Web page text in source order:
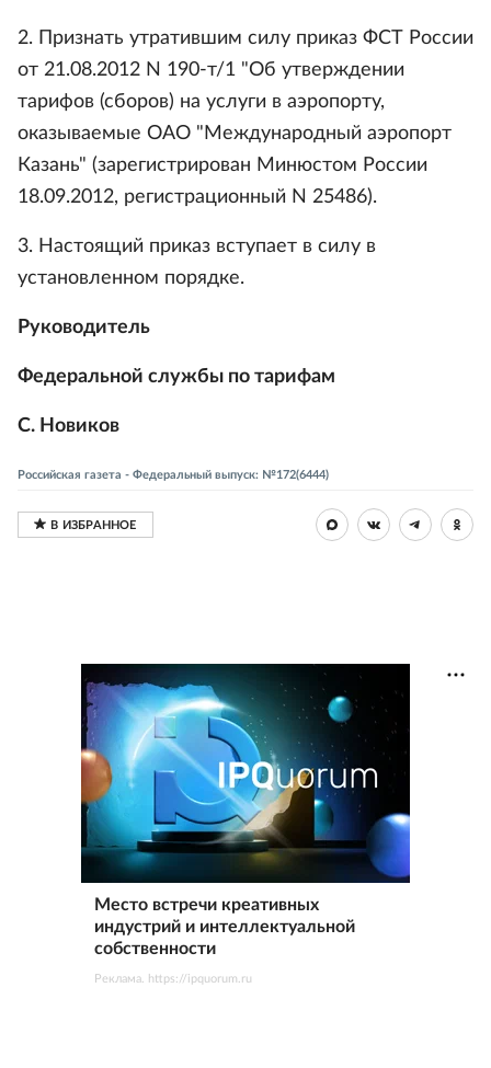
2. Признать утратившим силу приказ ФСТ России
от 21.08.2012 N 190-т/1 "Об утверждении
тарифов (сборов) на услуги в аэропорту,
оказываемые ОАО "Международный аэропорт
Казань" (зарегистрирован Минюстом России
18.09.2012, регистрационный N 25486).
3. Настоящий приказ вступает в силу в
установленном порядке.
Руководитель
Федеральной службы по тарифам
С. Новиков
Российская газета - Федеральный выпуск: №172(6444)
Место встречи креативных
индустрий и интеллектуальной
собственности
Реклама. https://ipquorum.ru